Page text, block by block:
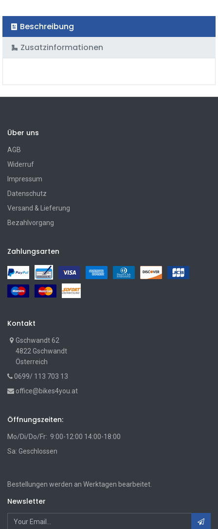
Beschreibung
Zusatzinformationen
Über uns
AGB
Widerruf
Impressum
Datenschutz
Versand & Lieferung
Bezahlvorgang
Zahlungsarten
Kontakt
Gschwandt 62
4822 Gschwandt
Österreich
0699/ 113 703 13
office@bikes4you.at
Öffnungszeiten:
Mo/Di/Do/Fr: 9:00-12:00 14:00-18:00
Sa: Geschlossen
Bestellungen werden an Werktagen bearbeitet.
Newsletter